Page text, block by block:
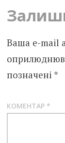
Ваша e-mail
позначені *
КОМЕНТАР *